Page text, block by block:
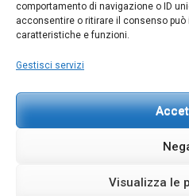
comportamento di navigazione o ID
acconsentire o ritirare il consenso
caratteristiche e funzioni.
Gestisci servizi
Visualizza le
C#
INFORMAZIONI UTILI